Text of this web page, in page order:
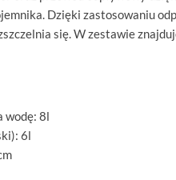
Dzięki zastosowaniu
się. W zestawie
wodę: 8l
6l